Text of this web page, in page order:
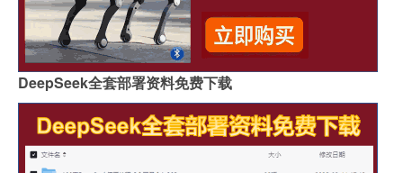
DeepSeek全套部署资料免费下载